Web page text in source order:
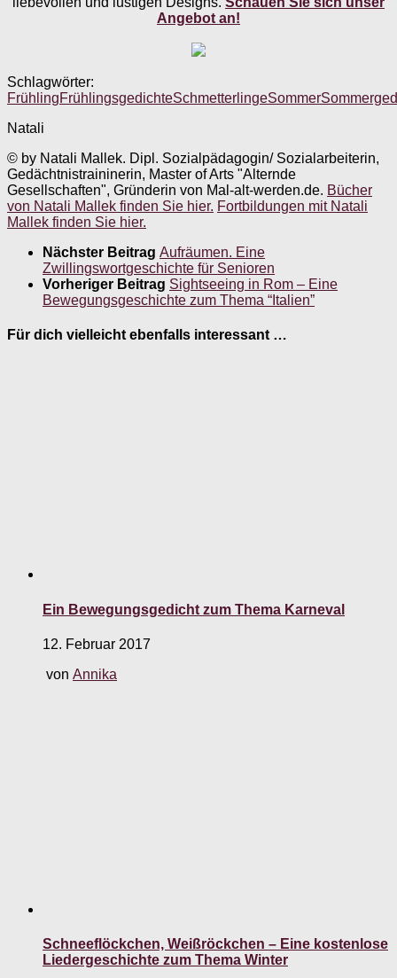
Angebot an!
Schlagwörter:
FrühlingFrühlingsgedichteSchmetterlingeSommer
Natali
© by Natali Mallek. Dipl. Sozialpädagogin/ Sozialarbeiterin,
Gedächtnistraininerin, Master of Arts "Alternde
Gesellschaften", Gründerin von Mal-alt-werden.de. Bücher
von Natali Mallek finden Sie hier. Fortbildungen mit Natali
Mallek finden Sie hier.
Nächster Beitrag Aufräumen. Eine
Zwillingswortgeschichte für Senioren
Vorheriger Beitrag Sightseeing in Rom – Eine
Bewegungsgeschichte zum Thema “Italien”
Für dich vielleicht ebenfalls interessant …
Ein Bewegungsgedicht zum Thema Karneval
12. Februar 2017
von Annika
Schneeflöckchen, Weißröckchen – Eine kostenlose
Liedergeschichte zum Thema Winter